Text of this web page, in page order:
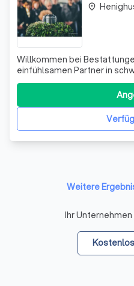
Willkommen bei
einfühlsamen Partner in
Jahren begleiten wir als
Menschen auf ihrem letzten
herausfordernd der Verlust
sein kann, und setzen alles
place
Weitere
Ihr